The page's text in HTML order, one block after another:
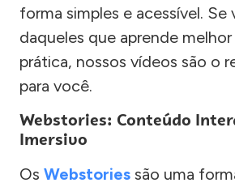
forma simples e acessível. Se
daqueles que aprende
prática, nossos vídeos são o
para você.
Webstories: Conteúdo
Imersivo
Os Webstories são uma